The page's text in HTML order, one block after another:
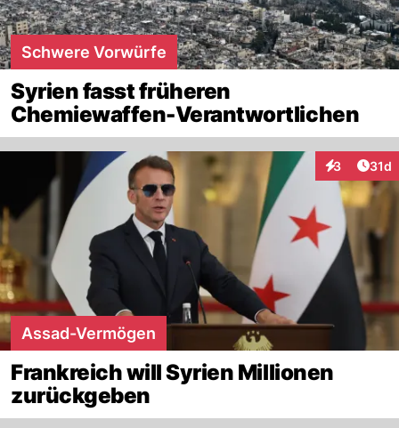
Schwere Vorwürfe
Syrien fasst früheren
Chemiewaffen-Verantwortlichen
3
Interaktionen
31d
Assad-Vermögen
Frankreich will Syrien Millionen
zurückgeben